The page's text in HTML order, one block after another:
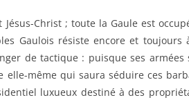
Jésus-Christ ; toute la Gaule est
Gaulois résiste encore et toujours
de tactique : puisque ses
elle-même qui saura séduire ces
luxueux destiné à des